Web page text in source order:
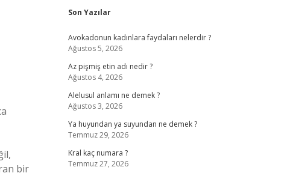
bir
Sidebar
Son Yazılar
Avokadonun kadınlara faydaları nelerdir ?
Ağustos 5, 2026
Az pişmiş etin adı nedir ?
Ağustos 4, 2026
Alelusul anlamı ne demek ?
Ağustos 3, 2026
Ya huyundan ya suyundan ne demek ?
Temmuz 29, 2026
Kral kaç numara ?
Temmuz 27, 2026